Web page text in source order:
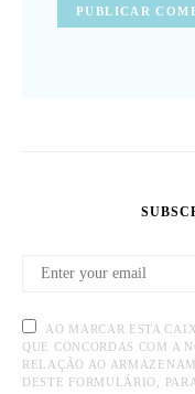
AO MARCAR ESTA
QUE CONCORDAS COM A
RELAÇÃO AO
DESTE FORMULÁRIO,